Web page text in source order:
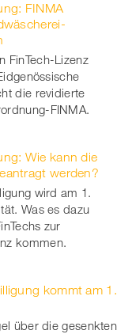
FINMA
FinTech-Lizenz
die revidierte
FINMA.
Wie kann die
werden?
wird am 1.
Was es dazu
zur
kommen.
kommt am 1.
über die gesenkten